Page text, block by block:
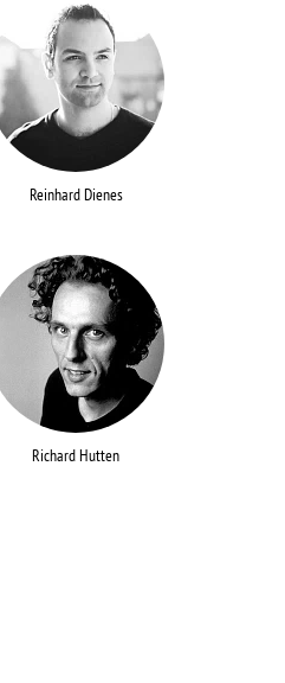
Reinhard Dienes
Richard Hutten